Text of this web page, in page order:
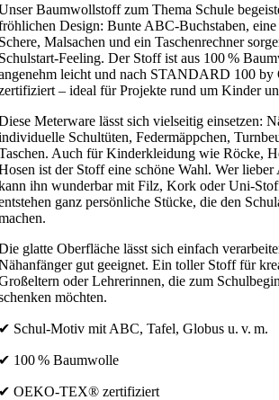
Baumwollstoff zum Thema Schule
Design: Bunte ABC-Buchstaben,
Malsachen und ein Taschenrechner
Feeling. Der Stoff ist aus 100 %
leicht und nach STANDARD 100
– ideal für Projekte rund um Kinder
Meterware lässt sich vielseitig einsetzen:
Schultüten, Federmäppchen,
Auch für Kinderkleidung wie Röcke,
ist der Stoff eine schöne Wahl. Wer lieber
ihn wunderbar mit Filz, Kork oder Uni-
ganz persönliche Stücke, die den
glatte Oberfläche lässt sich einfach
gut geeignet. Ein toller Stoff für
oder Lehrerinnen, die zum
möchten.
Schul-Motiv mit ABC, Tafel, Globus u. v. m.
100 % Baumwolle
OEKO-TEX® zertifiziert